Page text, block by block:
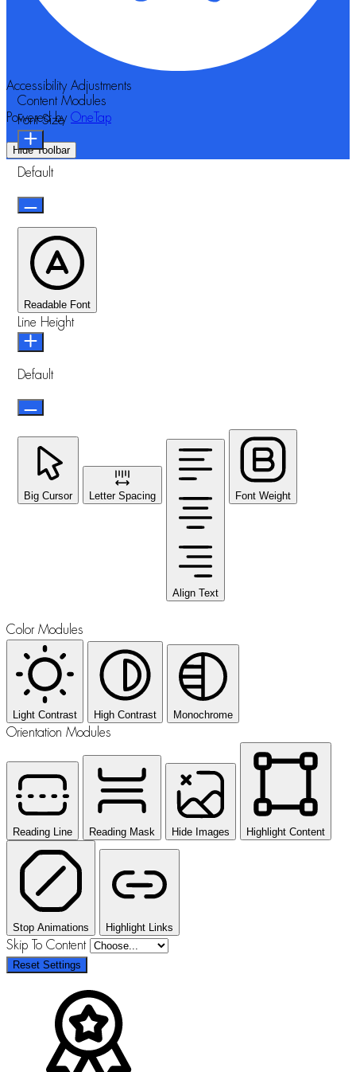
Accessibility Adjustments
Powered by OneTap
Hide Toolbar
Content Modules
Font Size
Default
Readable Font
Line Height
Default
Big Cursor Letter Spacing
Align Text
Font Weight
Color Modules
Light Contrast High Contrast Monochrome
Orientation Modules
Reading Line Reading Mask Hide Images Highlight Content
Stop Animations Highlight Links
Skip To Content
Reset Settings